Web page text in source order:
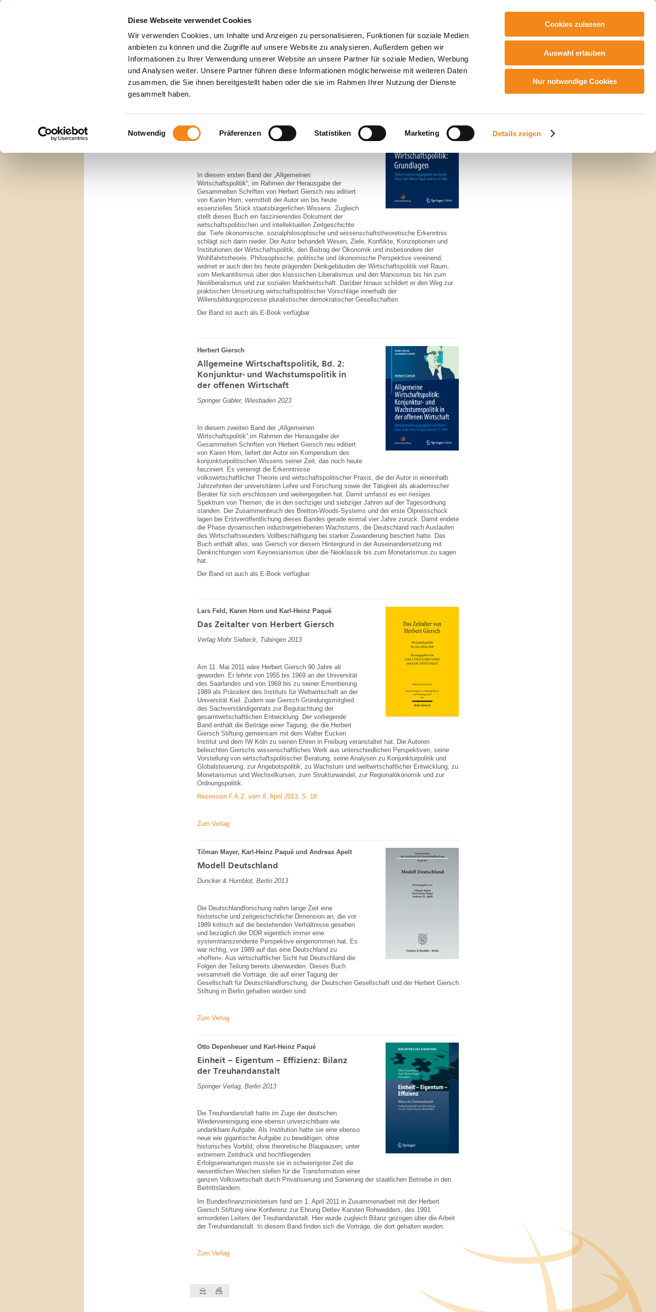
Diese Webseite verwendet Cookies
Wir verwenden Cookies, um Inhalte und Anzeigen zu personalisieren, Funktionen für soziale Medien
anbieten zu können und die Zugriffe auf unsere Website zu analysieren. Außerdem geben wir
Informationen zu Ihrer Verwendung unserer Website an unsere Partner für soziale Medien, Werbung
und Analysen weiter. Unsere Partner führen diese Informationen möglicherweise mit weiteren Daten
zusammen, die Sie ihnen bereitgestellt haben oder die sie im Rahmen Ihrer Nutzung der Dienste
gesammelt haben.
Einwilligungsauswahl
Notwendig Präferenzen Statistiken Marketing Details zeigen
Cookies zulassen
Auswahl erlauben
Nur notwendige Cookies
Kontakt Impressum Datenschutz Cookie-Einstellungen
Die Stiftung
Herbert Giersch
Veranstaltungen
Publikationen
Publikationen
Grundlagen
In diesem ersten Band der „Allgemeinen
Wirtschaftspolitik“, im Rahmen der Herausgabe der
Gesammelten Schriften von Herbert Giersch neu editiert
von Karen Horn, vermittelt der Autor ein bis heute
essenzielles Stück staatsbürgerlichen Wissens. Zugleich
stellt dieses Buch ein faszinierendes Dokument der
wirtschaftspolitischen und intellektuellen Zeitgeschichte
dar. Tiefe ökonomische, sozialphilosophische und wissenschaftstheoretische Erkenntnis
schlägt sich darin nieder. Der Autor behandelt Wesen, Ziele, Konflikte, Konzeptionen und
Institutionen der Wirtschaftspolitik, den Beitrag der Ökonomik und insbesondere der
Wohlfahrtstheorie. Philosophische, politische und ökonomische Perspektive vereinend,
widmet er auch den bis heute prägenden Denkgebäuden der Wirtschaftspolitik viel Raum,
vom Merkantilismus über den klassischen Liberalismus und den Marxismus bis hin zum
Neoliberalismus und zur sozialen Marktwirtschaft. Darüber hinaus schildert er den Weg zur
praktischen Umsetzung wirtschaftspolitischer Vorschläge innerhalb der
Willensbildungsprozesse pluralistischer demokratischer Gesellschaften.
Der Band ist auch als E-Book verfügbar.
Herbert Giersch
Allgemeine Wirtschaftspolitik, Bd. 2:
Konjunktur- und Wachstumspolitik in
der offenen Wirtschaft
Springer Gabler, Wiesbaden 2023
In diesem zweiten Band der „Allgemeinen
Wirtschaftspolitik“,im Rahmen der Herausgabe der
Gesammelten Schriften von Herbert Giersch neu editiert
von Karen Horn, liefert der Autor ein Kompendium des
konjunkturpolitischen Wissens seiner Zeit, das noch heute
fasziniert. Es vereinigt die Erkenntnisse
volkswirtschaftlicher Theorie und wirtschaftspolitischer Praxis, die der Autor in eineinhalb
Jahrzehnten der universitären Lehre und Forschung sowie der Tätigkeit als akademischer
Berater für sich erschlossen und weitergegeben hat. Damit umfasst es ein riesiges
Spektrum von Themen, die in den sechziger und siebziger Jahren auf der Tagesordnung
standen. Der Zusammenbruch des Bretton-Woods-Systems und der erste Ölpreisschock
lagen bei Erstveröffentlichung dieses Bandes gerade einmal vier Jahre zurück. Damit endete
die Phase dynamischen industriegetriebenen Wachstums, die Deutschland nach Auslaufen
des Wirtschaftswunders Vollbeschäftigung bei starker Zuwanderung beschert hatte. Das
Buch enthält alles, was Giersch vor diesem Hintergrund in der Auseinandersetzung mit
Denkrichtungen vom Keynesianismus über die Neoklassik bis zum Monetarismus zu sagen
hat.
Der Band ist auch als E-Book verfügbar.
Lars Feld, Karen Horn und Karl-Heinz Paqué
Das Zeitalter von Herbert Giersch
Verlag Mohr Siebeck, Tübingen 2013
Am 11. Mai 2011 wäre Herbert Giersch 90 Jahre alt
geworden. Er lehrte von 1955 bis 1969 an der Universität
des Saarlandes und von 1969 bis zu seiner Emeritierung
1989 als Präsident des Instituts für Weltwirtschaft an der
Universität Kiel. Zudem war Giersch Gründungsmitglied
des Sachverständigenrats zur Begutachtung der
gesamtwirtschaftlichen Entwicklung. Der vorliegende
Band enthält die Beiträge einer Tagung, die die Herbert
Giersch Stiftung gemeinsam mit dem Walter Eucken
Institut und dem IW Köln zu seinen Ehren in Freiburg veranstaltet hat. Die Autoren
beleuchten Gierschs wissenschaftliches Werk aus unterschiedlichen Perspektiven, seine
Vorstellung von wirtschaftspolitischer Beratung, seine Analysen zu Konjunkturpolitik und
Globalsteuerung, zur Angebotspolitik, zu Wachstum und weltwirtschaftlicher Entwicklung, zu
Monetarismus und Wechselkursen, zum Strukturwandel, zur Regionalökonomik und zur
Ordnungspolitik.
Rezension F.A.Z. vom 8. April 2013, S. 18
Zum Verlag
Tilman Mayer, Karl-Heinz Paqué und Andreas Apelt
Modell Deutschland
Duncker & Humblot, Berlin 2013
Die Deutschlandforschung nahm lange Zeit eine
historische und zeitgeschichtliche Dimension an, die vor
1989 kritisch auf die bestehenden Verhältnisse gesehen
und bezüglich der DDR eigentlich immer eine
systemtranszendente Perspektive eingenommen hat. Es
war richtig, vor 1989 auf das eine Deutschland zu
»hoffen«. Aus wirtschaftlicher Sicht hat Deutschland die
Folgen der Teilung bereits überwunden. Dieses Buch
versammelt die Vorträge, die auf einer Tagung der
Gesellschaft für Deutschlandforschung, der Deutschen Gesellschaft und der Herbert Giersch
Stiftung in Berlin gehalten worden sind.
Zum Verlag
Otto Depenheuer und Karl-Heinz Paqué
Einheit – Eigentum – Effizienz: Bilanz
der Treuhandanstalt
Springer Verlag, Berlin 2013
Die Treuhandanstalt hatte im Zuge der deutschen
Wiedervereinigung eine ebenso unverzichtbare wie
undankbare Aufgabe. Als Institution hatte sie eine ebenso
neue wie gigantische Aufgabe zu bewältigen: ohne
historisches Vorbild, ohne theoretische Blaupausen, unter
extremem Zeitdruck und hochfliegenden
Erfolgserwartungen musste sie in schwierigster Zeit die
wesentlichen Weichen stellen für die Transformation einer
ganzen Volkswirtschaft durch Privatisierung und Sanierung der staatlichen Betriebe in den
Beitrittsländern.
Im Bundesfinanzministerium fand am 1. April 2011 in Zusammenarbeit mit der Herbert
Giersch Stiftung eine Konferenz zur Ehrung Detlev Karsten Rohwedders, des 1991
ermordeten Leiters der Treuhandanstalt. Hier wurde zugleich Bilanz gezogen über die Arbeit
der Treuhandanstalt. In diesem Band finden sich die Vorträge, die dort gehalten wurden.
Zum Verlag